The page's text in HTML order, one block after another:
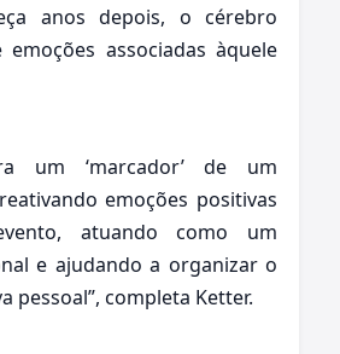
anos depois, o cérebro
associadas àquele
um ‘marcador’ de um
emoções positivas
atuando como um
e ajudando a organizar o
pessoal”, completa Ketter.